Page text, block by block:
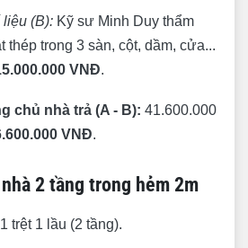
liệu (B): Kỹ sư Minh Duy thẩm
thép trong 3 sàn, cột, dầm, cửa...
VNĐ.
chủ nhà trả (A - B): 41.600.000
VNĐ.
2 tầng trong hẻm 2m
trệt 1 lầu (2 tầng).